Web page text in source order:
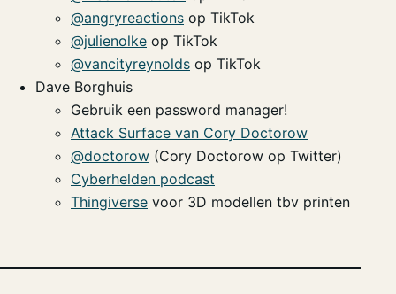
@angryreactions op TikTok
@julienolke op TikTok
@vancityreynolds op TikTok
Dave Borghuis
Gebruik een password manager!
Attack Surface van Cory Doctorow
@doctorow (Cory Doctorow op Twitter)
Cyberhelden podcast
Thingiverse voor 3D modellen tbv printen